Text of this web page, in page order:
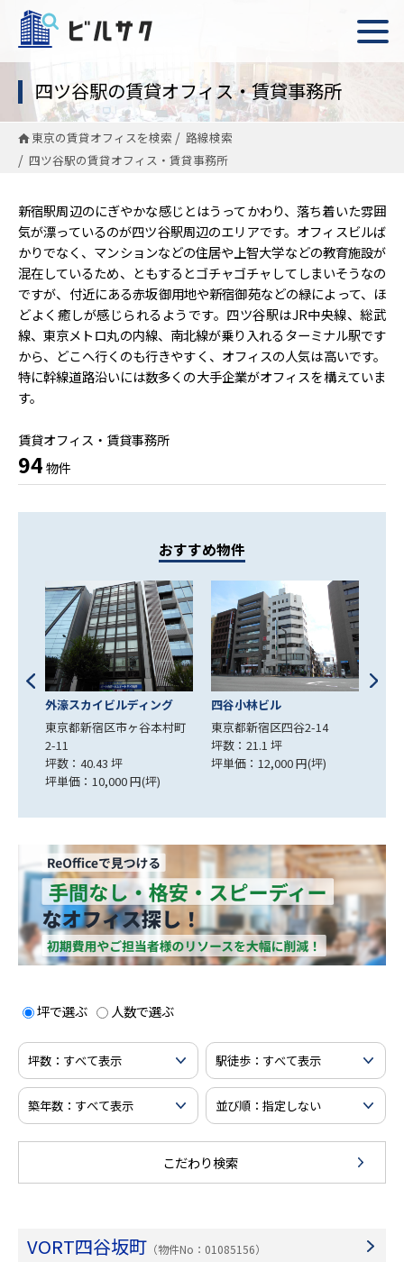
四ツ谷駅の賃貸オフィス・賃貸事務所
東京の賃貸オフィスを検索
路線検索
四ツ谷駅の賃貸オフィス・賃貸事務所
新宿駅周辺のにぎやかな感じとはうってかわり、落ち着いた雰囲
気が漂っているのが四ツ谷駅周辺のエリアです。オフィスビルば
かりでなく、マンションなどの住居や上智大学などの教育施設が
混在しているため、ともするとゴチャゴチャしてしまいそうなの
ですが、付近にある赤坂御用地や新宿御苑などの緑によって、ほ
どよく癒しが感じられるようです。四ツ谷駅はJR中央線、総武
線、東京メトロ丸の内線、南北線が乗り入れるターミナル駅です
から、どこへ行くのも行きやすく、オフィスの人気は高いです。
特に幹線道路沿いには数多くの大手企業がオフィスを構えていま
す。
賃貸オフィス・賃貸事務所
94物件
おすすめ物件
四谷小林ビル
東京都新宿区四谷2-14
坪数：21.1 坪
坪単価：12,000 円(坪)
エスパス・コンセール
東京都新宿区四谷3-3-5
坪数：37.85 坪
坪単価：10,003 円(坪)
坪で選ぶ 人数で選ぶ
こだわり検索
VORT四谷坂町 （物件No：01085156）